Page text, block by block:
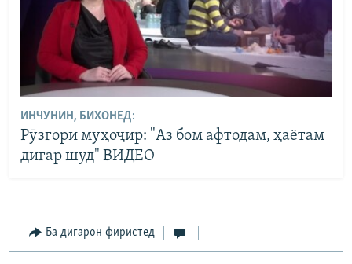
ИНЧУНИН, БИХОНЕД:
Рӯзгори муҳоҷир: "Аз бом афтодам, ҳаётам
дигар шуд" ВИДЕО
Ба дигарон фиристед